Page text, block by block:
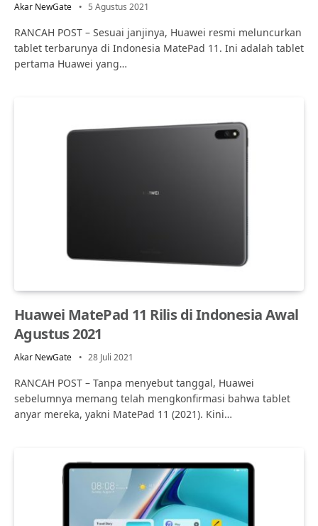
Akar NewGate 5 Agustus 2021
RANCAH POST – Sesuai janjinya, Huawei resmi meluncurkan
tablet terbarunya di Indonesia MatePad 11. Ini adalah tablet
pertama Huawei yang…
Huawei MatePad 11 Rilis di Indonesia Awal
Agustus 2021
Akar NewGate 28 Juli 2021
RANCAH POST – Tanpa menyebut tanggal, Huawei
sebelumnya memang telah mengkonfirmasi bahwa tablet
anyar mereka, yakni MatePad 11 (2021). Kini…